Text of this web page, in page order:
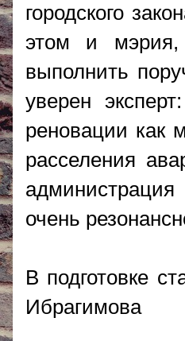
городского
этом и мэрия,
выполнить
уверен
реновации как
расселения
очень
В подготовке
Ибрагимова